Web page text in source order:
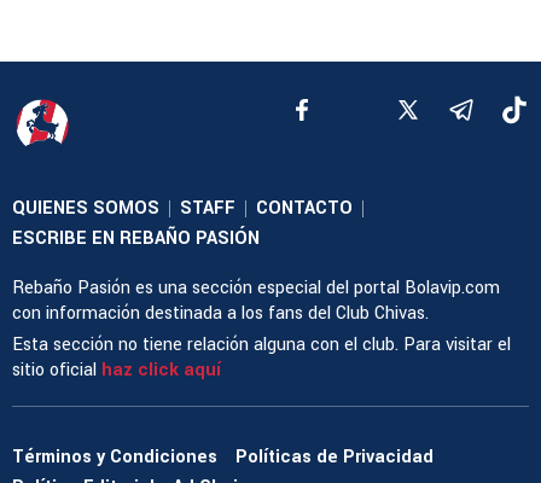
QUIENES SOMOS | STAFF | CONTACTO |
ESCRIBE EN REBAÑO PASIÓN
Rebaño Pasión es una sección especial del portal Bolavip.com
con información destinada a los fans del Club Chivas.
Esta sección no tiene relación alguna con el club. Para visitar el
sitio oficial haz click aquí
Términos y Condiciones
Políticas de Privacidad